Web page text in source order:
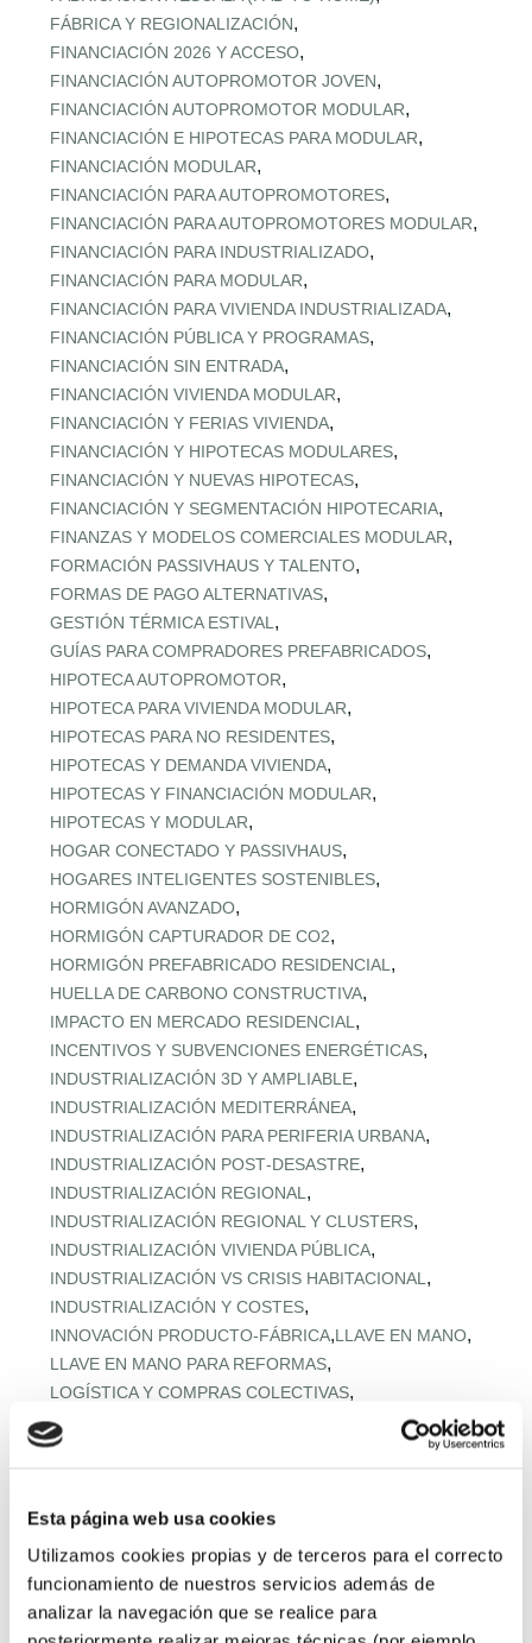
Esta página web usa cookies
Utilizamos cookies propias y de terceros para el correcto
funcionamiento de nuestros servicios además de
analizar la navegación que se realice para
FÁBRICA Y REGIONALIZACIÓN,
FINANCIACIÓN 2026 Y ACCESO,
FINANCIACIÓN AUTOPROMOTOR JOVEN,
FINANCIACIÓN AUTOPROMOTOR MODULAR,
FINANCIACIÓN E HIPOTECAS PARA MODULAR,
FINANCIACIÓN MODULAR,
FINANCIACIÓN PARA AUTOPROMOTORES,
FINANCIACIÓN PARA AUTOPROMOTORES MODULAR,
FINANCIACIÓN PARA INDUSTRIALIZADO,
FINANCIACIÓN PARA MODULAR,
FINANCIACIÓN PARA VIVIENDA INDUSTRIALIZADA,
FINANCIACIÓN PÚBLICA Y PROGRAMAS,
FINANCIACIÓN SIN ENTRADA,
FINANCIACIÓN VIVIENDA MODULAR,
FINANCIACIÓN Y FERIAS VIVIENDA,
FINANCIACIÓN Y HIPOTECAS MODULARES,
FINANCIACIÓN Y NUEVAS HIPOTECAS,
FINANCIACIÓN Y SEGMENTACIÓN HIPOTECARIA,
FINANZAS Y MODELOS COMERCIALES MODULAR,
FORMACIÓN PASSIVHAUS Y TALENTO,
FORMAS DE PAGO ALTERNATIVAS,
GESTIÓN TÉRMICA ESTIVAL ,
GUÍAS PARA COMPRADORES PREFABRICADOS,
HIPOTECA AUTOPROMOTOR,
HIPOTECA PARA VIVIENDA MODULAR,
HIPOTECAS PARA NO RESIDENTES,
HIPOTECAS Y DEMANDA VIVIENDA,
HIPOTECAS Y FINANCIACIÓN MODULAR,
HIPOTECAS Y MODULAR,
HOGAR CONECTADO Y PASSIVHAUS,
HOGARES INTELIGENTES SOSTENIBLES,
HORMIGÓN AVANZADO,
HORMIGÓN CAPTURADOR DE CO2,
HORMIGÓN PREFABRICADO RESIDENCIAL ,
HUELLA DE CARBONO CONSTRUCTIVA,
IMPACTO EN MERCADO RESIDENCIAL ,
INCENTIVOS Y SUBVENCIONES ENERGÉTICAS,
INDUSTRIALIZACIÓN 3D Y AMPLIABLE,
INDUSTRIALIZACIÓN MEDITERRÁNEA,
INDUSTRIALIZACIÓN PARA PERIFERIA URBANA,
INDUSTRIALIZACIÓN POST‑DESASTRE,
INDUSTRIALIZACIÓN REGIONAL ,
INDUSTRIALIZACIÓN REGIONAL Y CLUSTERS,
INDUSTRIALIZACIÓN VIVIENDA PÚBLICA,
INDUSTRIALIZACIÓN VS CRISIS HABITACIONAL ,
INDUSTRIALIZACIÓN Y COSTES,
INNOVACIÓN PRODUCTO-FÁBRICA,LLAVE EN MANO,
LLAVE EN MANO PARA REFORMAS,
LOGÍSTICA Y COMPRAS COLECTIVAS,
LOGÍSTICA Y MONTAJE URBANO
MADERA EN VIVIENDA MEDITERRÁNEA
MADERA ESTRUCTURAL PREFABRICADA
MADERA Y DESCARBONIZACIÓN
MADERA Y HORMIGÓN BAJO CARBONO
MATERIALES BAJO CARBONO,
MATERIALES CIRCULARES EN OBRA,